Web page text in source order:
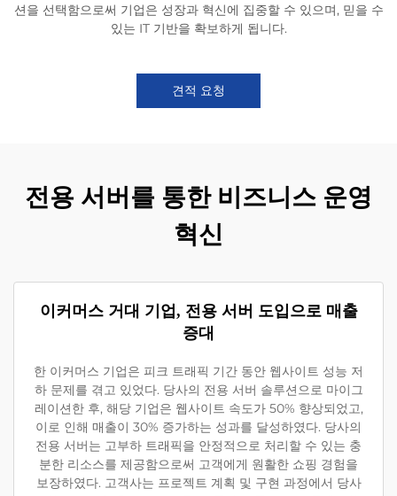
션을 선택함으로써 기업은 성장과 혁신에 집중할 수 있으며, 믿을 수
있는 IT 기반을 확보하게 됩니다.
견적 요청
전용 서버를 통한 비즈니스 운영
혁신
이커머스 거대 기업, 전용 서버 도입으로 매출
증대
한 이커머스 기업은 피크 트래픽 기간 동안 웹사이트 성능 저
하 문제를 겪고 있었다. 당사의 전용 서버 솔루션으로 마이그
레이션한 후, 해당 기업은 웹사이트 속도가 50% 향상되었고,
이로 인해 매출이 30% 증가하는 성과를 달성하였다. 당사의
전용 서버는 고부하 트래픽을 안정적으로 처리할 수 있는 충
분한 리소스를 제공함으로써 고객에게 원활한 쇼핑 경험을
보장하였다. 고객사는 프로젝트 계획 및 구현 과정에서 당사